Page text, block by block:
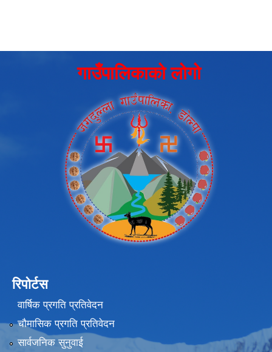
गाउँपालिकाको लोगो
रिपोर्टस
वार्षिक प्रगति प्रतिवेदन
चौमासिक प्रगति प्रतिवेदन
सार्वजनिक सुनुवाई